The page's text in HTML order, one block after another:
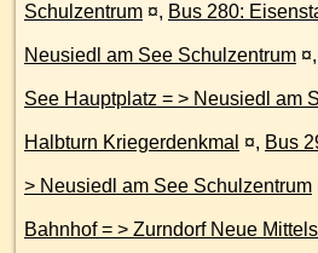
Schulzentrum ¤, Bus 280:
Neusiedl am See Schulzentrum ¤,
See Hauptplatz = > Neusiedl am See Schulzentrum = >
Halbturn Kriegerdenkmal ¤, Bus
> Neusiedl am See Schulzentrum
Bahnhof = > Zurndorf Neue Mittelschule = > Gattendorf